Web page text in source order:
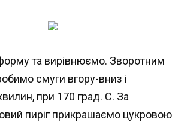
та вирівнюємо. Зворотним
смуги вгору-вниз і
при 170 град. С. За
пиріг прикрашаємо цукровою